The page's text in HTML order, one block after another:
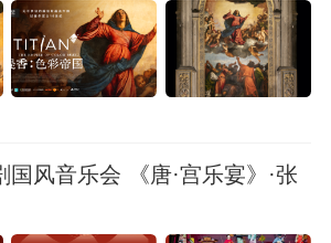
国风音乐会 《唐·宫乐宴》·张